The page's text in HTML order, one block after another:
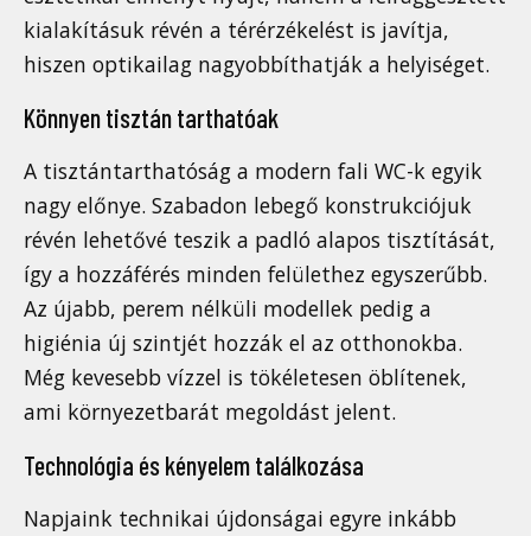
kialakításuk révén a térérzékelést is javítja,
hiszen optikailag nagyobbíthatják a helyiséget.
Könnyen tisztán tarthatóak
A tisztántarthatóság a modern fali WC-k egyik
nagy előnye. Szabadon lebegő konstrukciójuk
révén lehetővé teszik a padló alapos tisztítását,
így a hozzáférés minden felülethez egyszerűbb.
Az újabb, perem nélküli modellek pedig a
higiénia új szintjét hozzák el az otthonokba.
Még kevesebb vízzel is tökéletesen öblítenek,
ami környezetbarát megoldást jelent.
Technológia és kényelem találkozása
Napjaink technikai újdonságai egyre inkább